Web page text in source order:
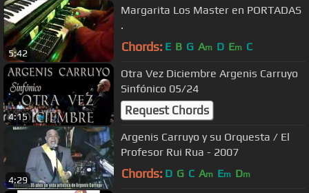
5:42
Margarita Los Master en PORTADAS
.
Chords: E B G Am D Em C
4:15
Otra Vez Diciembre Argenis Carruyo
Sinfónico 05/24
Request Chords
4:29
Argenis Carruyo y su Orquesta / El
Profesor Rui Rua - 2007
Chords: D G C Am Em Dm